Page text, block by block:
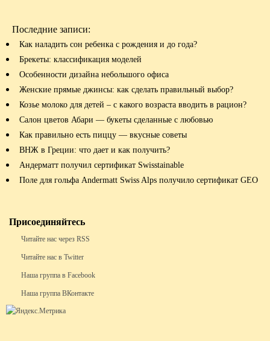
Последние записи:
Как наладить сон ребенка с рождения и до года?
Брекеты: классификация моделей
Особенности дизайна небольшого офиса
Женские прямые джинсы: как сделать правильный выбор?
Козье молоко для детей – с какого возраста вводить в рацион?
Салон цветов Абари — букеты сделанные с любовью
Как правильно есть пиццу — вкусные советы
ВНЖ в Греции: что дает и как получить?
Андерматт получил сертификат Swisstainable
Поле для гольфа Andermatt Swiss Alps получило сертификат GEO
Присоединяйтесь
Читайте нас через RSS
Читайте нас в Twitter
Наша группа в Facebook
Наша группа ВКонтакте